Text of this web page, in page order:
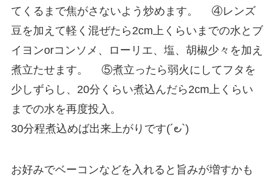
てくるまで焦がさないよう炒めます。 ④レンズ
豆を加えて軽く混ぜたら2cm上くらいまでの水とブ
イヨンorコンソメ、ローリエ、塩、胡椒少々を加え
煮立たせます。 ⑤煮立ったら弱火にしてフタを
少しずらし、20分くらい煮込んだら2cm上くらい
までの水を再度投入。
30分程煮込めば出来上がりです(´౿`)
お好みでベーコンなどを入れると旨みが増すかも